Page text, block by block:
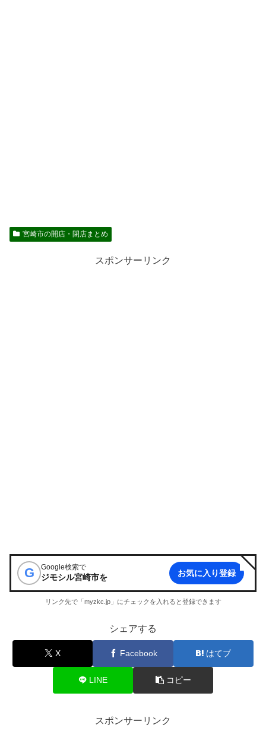
宮崎市の開店・閉店まとめ
スポンサーリンク
G Google検索で
ジモシル宮崎市を お気に入り登録
リンク先で「myzkc.jp」にチェックを入れると登録できます
シェアする
X Facebook はてブ
LINE コピー
スポンサーリンク